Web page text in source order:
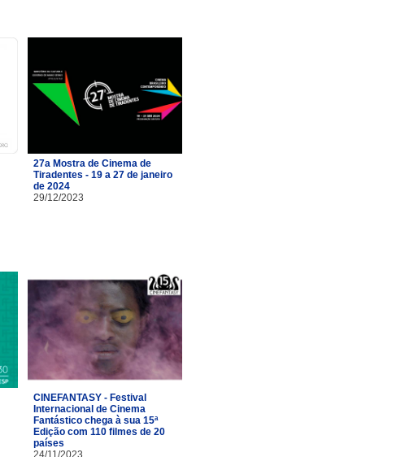
27a Mostra de Cinema de
Tiradentes - 19 a 27 de janeiro
de 2024
29/12/2023
CINEFANTASY - Festival
Internacional de Cinema
Fantástico chega à sua 15ª
Edição com 110 filmes de 20
países
24/11/2023